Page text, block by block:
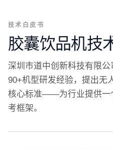
技术白皮书
胶囊饮品机技
深圳市道中创新科技有限
90+机型研发经验，提出无
核心标准——为行业提供一
考框架。